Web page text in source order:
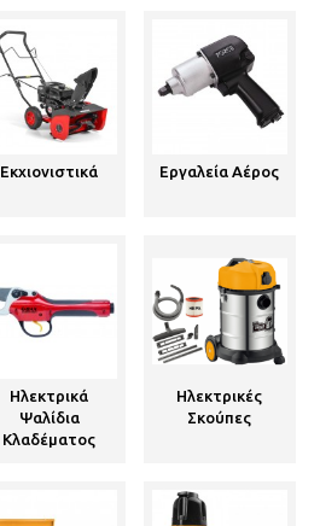
Εκχιονιστικά Εργαλεία Αέρος
Ηλεκτρικά
Ψαλίδια
Κλαδέματος
Ηλεκτρικές
Σκούπες